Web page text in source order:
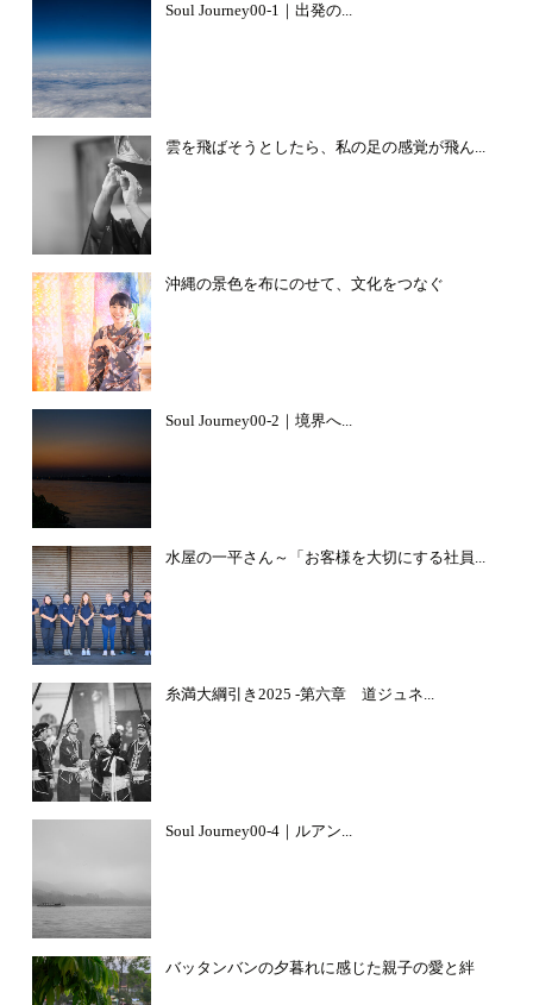
Soul Journey00-1｜出発の...
雲を飛ばそうとしたら、私の足の感覚が飛ん...
沖縄の景色を布にのせて、文化をつなぐ
Soul Journey00-2｜境界へ...
水屋の一平さん～「お客様を大切にする社員...
糸満大綱引き2025 -第六章 道ジュネ...
Soul Journey00-4｜ルアン...
バッタンバンの夕暮れに感じた親子の愛と絆